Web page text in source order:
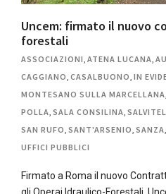
Uncem: firmato il nuovo
forestali
ASSOCIAZIONI ATENA LUCANA
CAGGIANO CASALBUONO IN
MONTESANO SULLA MARCELLANA
POLLA SALA CONSILINA
SAN RUFO SANT'ARSENIO SANZA
UFFICI PUBBLICI
Firmato a Roma il nuovo
gli Operai Idraulico-Forestali.